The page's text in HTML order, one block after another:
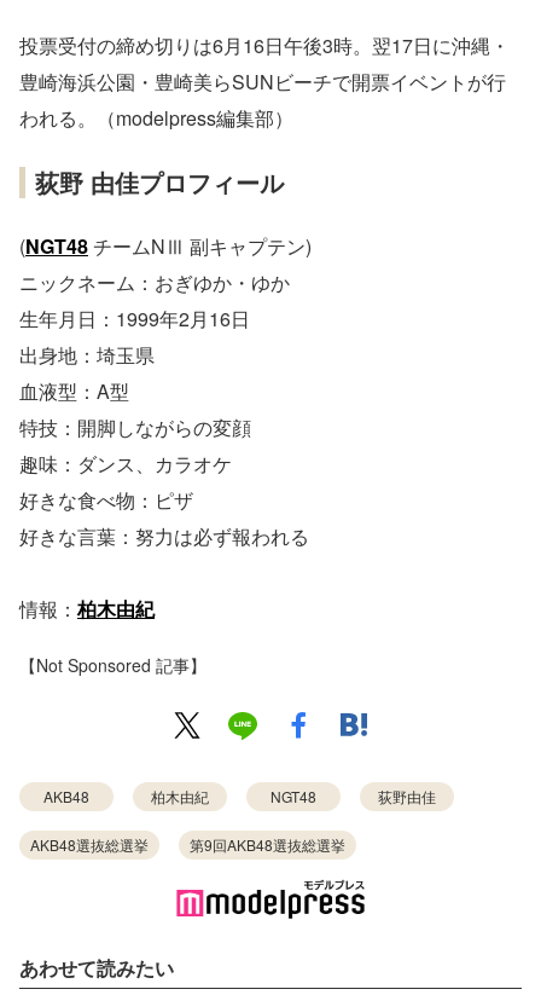
投票受付の締め切りは6月16日午後3時。翌17日に沖縄・
豊崎海浜公園・豊崎美らSUNビーチで開票イベントが行
われる。（modelpress編集部）
荻野 由佳プロフィール
(NGT48チームNⅢ 副キャプテン)
ニックネーム：おぎゆか・ゆか
生年月日：1999年2月16日
出身地：埼玉県
血液型：A型
特技：開脚しながらの変顔
趣味：ダンス、カラオケ
好きな食べ物：ピザ
好きな言葉：努力は必ず報われる
情報：柏木由紀
【Not Sponsored 記事】
AKB48 柏木由紀 NGT48 荻野由佳
AKB48選抜総選挙 第9回AKB48選抜総選挙
あわせて読みたい